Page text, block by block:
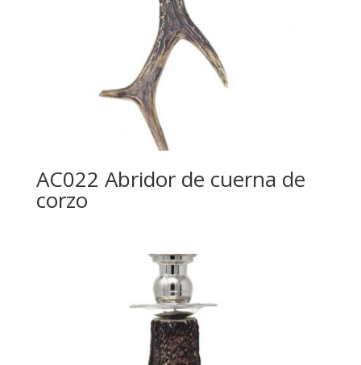
AC022 Abridor de cuerna de
corzo